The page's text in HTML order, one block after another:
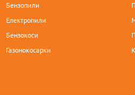
Бензопили
Електропили
Бензокоси
Газонокосарки